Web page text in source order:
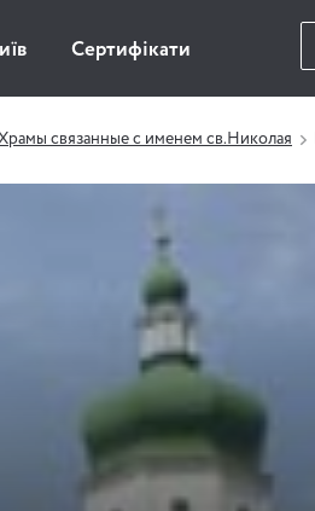
Сертифікати
связанные с именем св.Николая